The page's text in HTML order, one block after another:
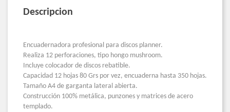
Descripcion
Encuadernadora profesional para discos planner.
Realiza 12 perforaciones, tipo hongo mushroom.
Incluye colocador de discos rebatible.
Capacidad 12 hojas 80 Grs por vez, encuaderna hasta 350 hojas.
Tamaño A4 de garganta lateral abierta.
Construcción 100% metálica, punzones y matrices de acero
templado.